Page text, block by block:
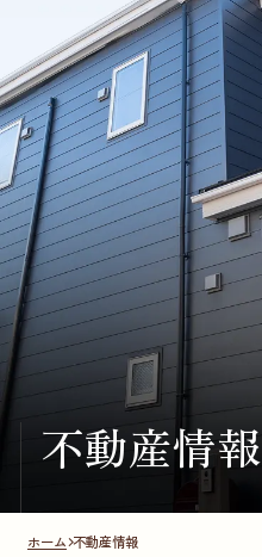
不動産情報
ホーム 不動産情報